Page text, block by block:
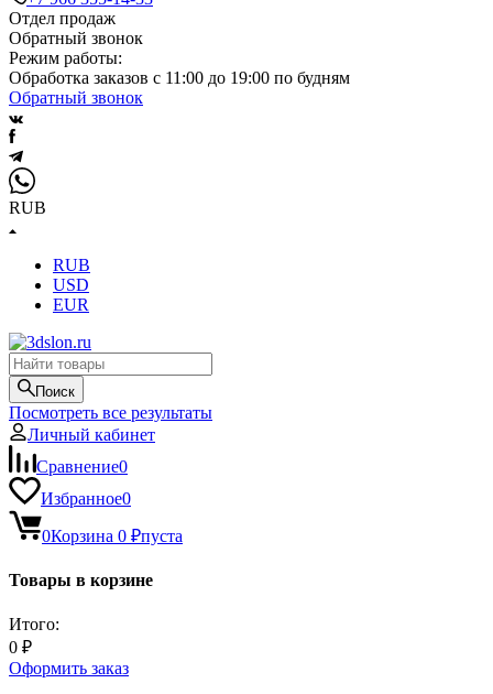
Отдел продаж
Обратный звонок
Режим работы:
Обработка заказов с 11:00 до 19:00 по будням
Обратный звонок
RUB
RUB
USD
EUR
Поиск
Посмотреть все результаты
Личный кабинет
Сравнение0
Избранное0
0Корзина 0 ₽пуста
Товары в корзине
Итого:
0 ₽
Оформить заказ